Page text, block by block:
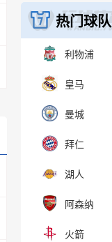
（Holloway）。
热门球队
利物浦
皇马
曼城
拜仁
湖人
阿森纳
火箭